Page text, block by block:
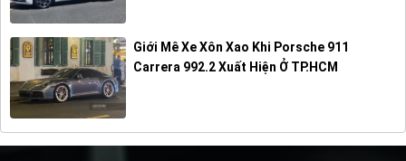
Giới Mê Xe Xôn Xao Khi Porsche 911
Carrera 992.2 Xuất Hiện Ở TP.HCM